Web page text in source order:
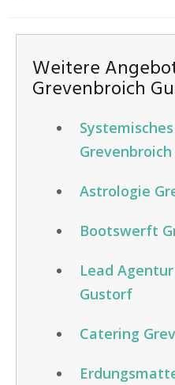
Weitere
Grevenbroich
Astrologie
Bootswerft
Lead
Gustorf
Catering